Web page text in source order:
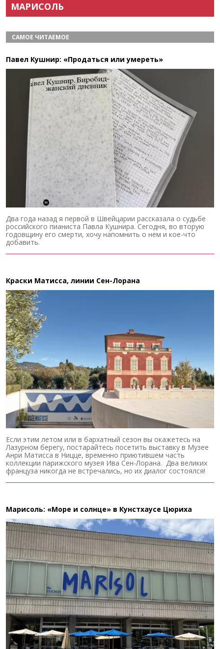
МАРИСОЛЬ
САМОЕ ЧИТАЕМОЕ
Павел Кушнир: «Продаться или умереть»
Два года назад я первой в Швейцарии рассказала о судьбе
российского пианиста Павла Кушнира. Сегодня, во вторую
годовщину его смерти, хочу напомнить о нем и кое-что
добавить.
Краски Матисса, линии Сен-Лорана
Если этим летом или в бархатный сезон вы окажетесь на
Лазурном берегу, постарайтесь посетить выставку в Музее
Анри Матисса в Ницце, временно приютившем часть
коллекции парижского музея Ива Сен-Лорана. Два великих
француза никогда не встречались, но их диалог состоялся!
Марисоль: «Море и солнце» в Кунстхаусе Цюриха